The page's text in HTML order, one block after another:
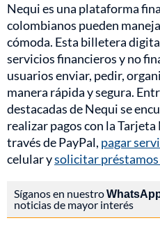
Nequi es una plataforma
colombianos pueden
cómoda. Esta billetera
servicios financieros y no
usuarios enviar, pedir,
manera rápida y segura.
destacadas de Nequi se
realizar pagos con la
través de PayPal, pagar
celular ysolicitar préstamos
Síganos en nuestro
noticias de mayor interés